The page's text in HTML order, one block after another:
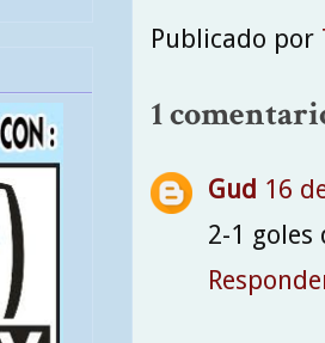
Publicado por
1
Gud 16
2-1 goles